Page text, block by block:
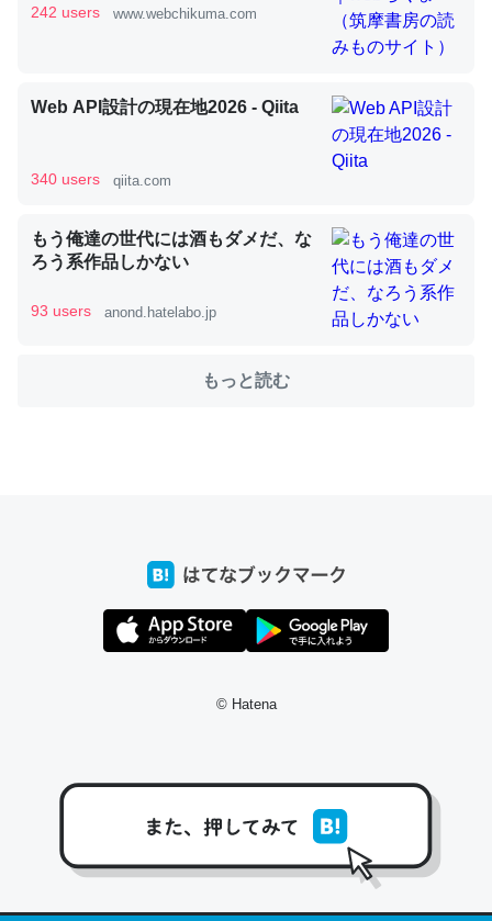
これを元に考えるとカルシウムを大量に使う脊椎動物と貝
類は苦労してるんだな…。腹足類だと殻を無くしてナメク
─ニュース :: 【研究発表】昆虫学の大問題＝「昆虫はなぜ海にいな
いのか」に関する新仮説
ウチもEchoを実家に置いて４年。でたまに覗いてる。ぼ
ちぼちRingも置こうかと画策中。あと、Googleマップで
位置情報を共有してる。電池残量や充電中かが分かるので
コミュニケーションが劇的に変化した｜tayorini by LIFULL介護
り時間を日数にすると1週間とかの人が多いそうだけど、
それを実質100倍以上に伸ばす効果があるはず……
─たまにLINEするくらいだった遠方の父67歳と僕。ITツール導入で
コミュニケーションが劇的に変化した｜tayorini by LIFULL介護
私も3年前ぐらいに祖母の家に設置した。ポケットWifiみ
たいなのでネット環境作ったけどAlexaしか使わないので
回線代ほとんどかからないですよ。参考：
https://toyoshi.hatenablog.com/entry/2019/05/15/1805
242 users www.webchikuma.com
Web API設計の現在地2026 - Qiita
340 users qiita.com
もう俺達の世代には酒もダメだ、な
ろう系作品しかない
93 users anond.hatelabo.jp
もっと読む
© Hatena